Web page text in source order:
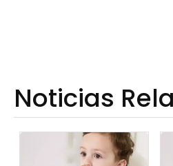
Noticias